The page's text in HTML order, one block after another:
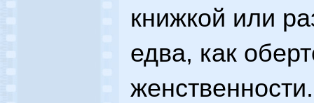
книжкой или
едва, как